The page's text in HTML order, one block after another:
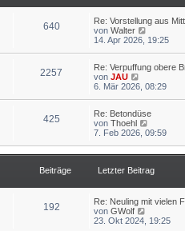
r
a
r
B
i
r
a
640
Re: Vorstellung aus
von Walter
e
s
e
e
i
t
r
a
14. Apr 2026, 19:25
2257
Re: Verpuffung obere
von JAU
e
s
t
e
B
i
r
a
g
6. Mär 2026, 08:29
425
Re: Betondüse
von Thoehl
e
t
r
B
i
7. Feb 2026, 09:59
Beiträge Letzter Beitrag
192
Re: Neuling mit vielen
von GWolf
e
23. Okt 2024, 19:25